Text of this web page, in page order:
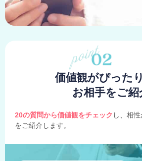
価値観がぴった
お相手をご紹
20の質問から価値観をチェック し、相
をご紹介します。